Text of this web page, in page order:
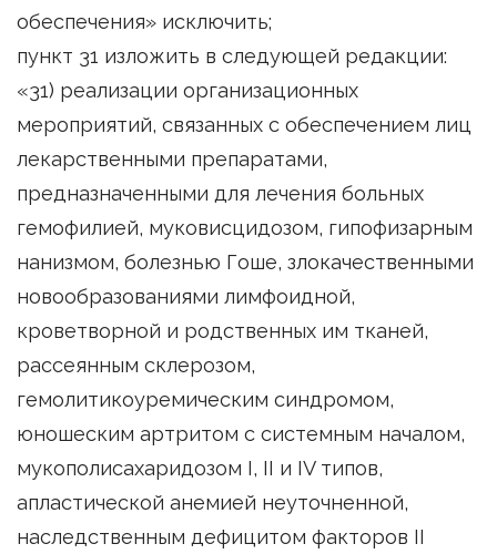
обеспечения» исключить;
пункт 31 изложить в следующей редакции:
«31) реализации организационных
мероприятий, связанных с обеспечением лиц
лекарственными препаратами,
предназначенными для лечения больных
гемофилией, муковисцидозом, гипофизарным
нанизмом, болезнью Гоше, злокачественными
новообразованиями лимфоидной,
кроветворной и родственных им тканей,
рассеянным склерозом,
гемолитикоуремическим синдромом,
юношеским артритом с системным началом,
мукополисахаридозом I, II и IV типов,
апластической анемией неуточненной,
наследственным дефицитом факторов II